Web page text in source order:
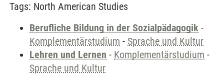
Tags: North American Studies
Berufliche Bildung in der Sozialpädagogik -
Komplementärstudium - Sprache und Kultur
Lehren und Lernen - Komplementärstudium -
Sprache und Kultur